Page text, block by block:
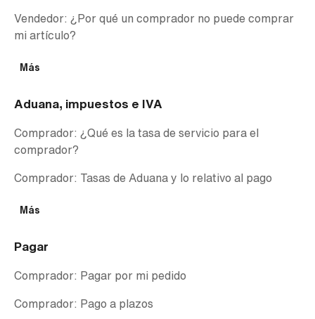
Vendedor: ¿Por qué un comprador no puede comprar
mi artículo?
Más
Aduana, impuestos e IVA
Comprador: ¿Qué es la tasa de servicio para el
comprador?
Comprador: Tasas de Aduana y lo relativo al pago
Más
Pagar
Comprador: Pagar por mi pedido
Comprador: Pago a plazos